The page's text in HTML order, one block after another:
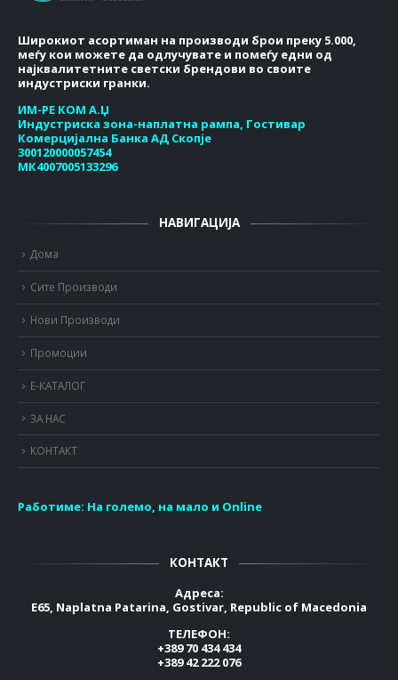
Широкиот асортиман на производи брои преку 5.000,
меѓу кои можете да одлучувате и помеѓу едни од
најквалитетните светски брендови во своите
индустриски гранки.
ИМ-РЕ КОМ А.Џ
Индустриска зона-наплатна рампа, Гостивар
Комерцијална Банка АД Скопје
300120000057454
МК4007005133296
НАВИГАЦИЈА
Дома
Сите Производи
Нови Производи
Промоции
Е-КАТАЛОГ
ЗА НАС
КОНТАКТ
Работиме: На големо, на мало и Online
КОНТАКТ
Адреса:
E65, Naplatna Patarina, Gostivar, Republic of Macedonia
ТЕЛЕФОН:
+389 70 434 434
+389 42 222 076